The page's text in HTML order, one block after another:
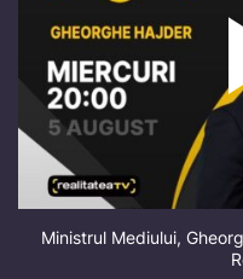
Ministrul Mediului,